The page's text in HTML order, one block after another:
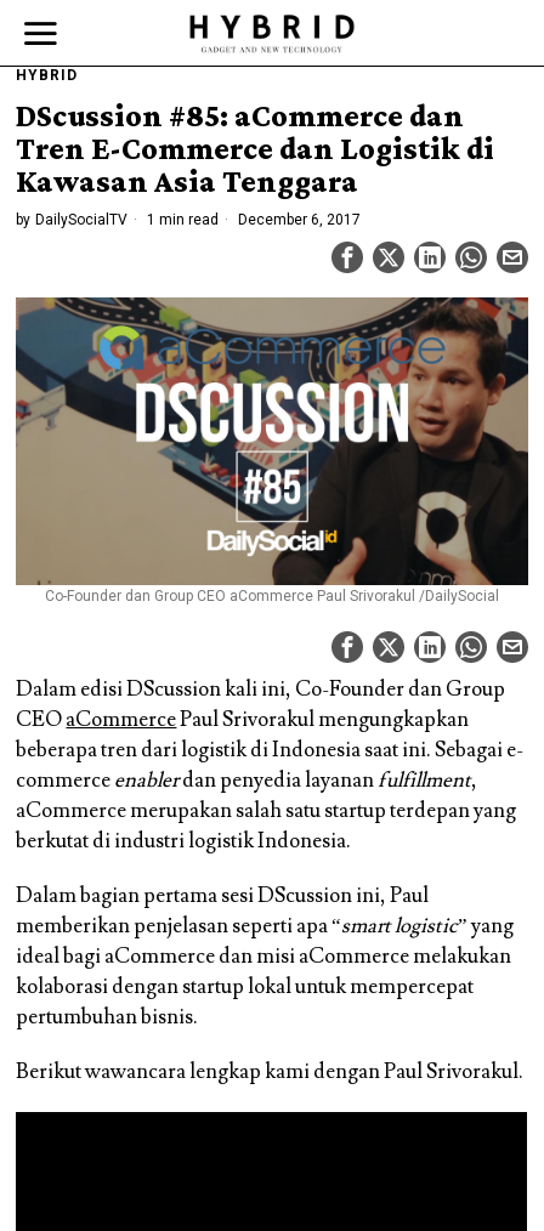
HYBRID
DScussion #85: aCommerce dan
Tren E-Commerce dan Logistik di
Kawasan Asia Tenggara
by DailySocialTV 1 min read December 6, 2017
Co-Founder dan Group CEO aCommerce Paul Srivorakul /DailySocial
Dalam edisi DScussion kali ini, Co-Founder dan Group
CEOaCommercePaul Srivorakul mengungkapkan
beberapa tren dari logistik di Indonesia saat ini. Sebagai e-
commerceenablerdan penyedia layananfulfillment,
aCommerce merupakan salah satu startup terdepan yang
berkutat di industri logistik Indonesia.
Dalam bagian pertama sesi DScussion ini, Paul
memberikan penjelasan seperti apa “smart logistic” yang
ideal bagi aCommerce dan misi aCommerce melakukan
kolaborasi dengan startup lokal untuk mempercepat
pertumbuhan bisnis.
Berikut wawancara lengkap kami dengan Paul Srivorakul.